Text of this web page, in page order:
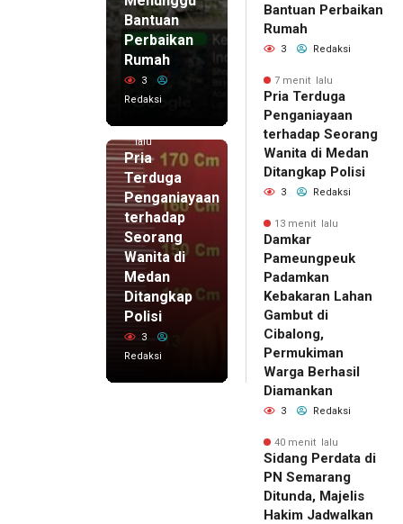
Bantuan
Perbaikan
Rumah
3
Redaksi
7 menit
lalu
Pria
Terduga
Penganiayaan
terhadap
Seorang
Wanita di
Medan
Ditangkap
Polisi
3
Redaksi
Bantuan Perbaikan
Rumah
3 Redaksi
7 menit lalu
Pria Terduga
Penganiayaan
terhadap Seorang
Wanita di Medan
Ditangkap Polisi
3 Redaksi
13 menit lalu
Damkar
Pameungpeuk
Padamkan
Kebakaran Lahan
Gambut di
Cibalong,
Permukiman
Warga Berhasil
Diamankan
3 Redaksi
40 menit lalu
Sidang Perdata di
PN Semarang
Ditunda, Majelis
Hakim Jadwalkan